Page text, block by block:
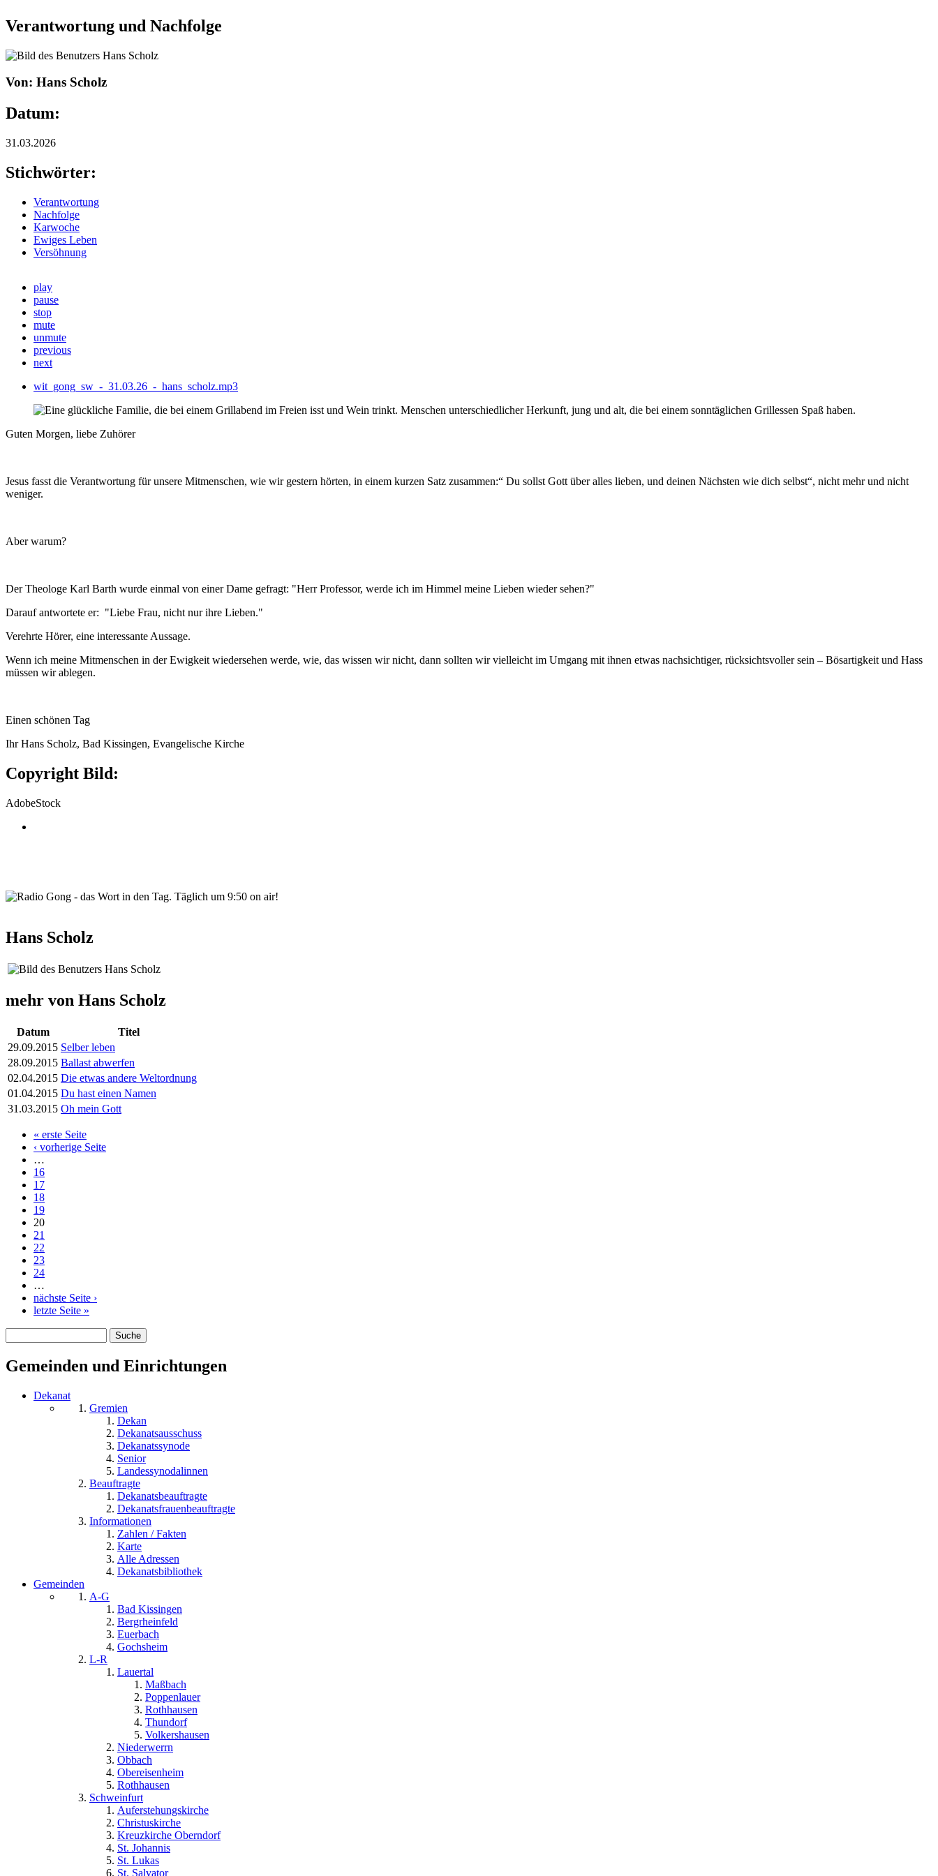
Verantwortung und Nachfolge
Von: Hans Scholz
Datum:
31.03.2026
Stichwörter:
Verantwortung
Nachfolge
Karwoche
Ewiges Leben
Versöhnung
play
pause
stop
mute
unmute
previous
next
wit_gong_sw_-_31.03.26_-_hans_scholz.mp3
Guten Morgen, liebe Zuhörer
Jesus fasst die Verantwortung für unsere Mitmenschen, wie wir gestern hörten, in einem kurzen Satz zusammen:“ Du sollst Gott über alles lieben, und deinen Nächsten wie dich selbst“, nicht mehr und nicht
weniger.
Aber warum?
Der Theologe Karl Barth wurde einmal von einer Dame gefragt: "Herr Professor, werde ich im Himmel meine Lieben wieder sehen?"
Darauf antwortete er: "Liebe Frau, nicht nur ihre Lieben."
Verehrte Hörer, eine interessante Aussage.
Wenn ich meine Mitmenschen in der Ewigkeit wiedersehen werde, wie, das wissen wir nicht, dann sollten wir vielleicht im Umgang mit ihnen etwas nachsichtiger, rücksichtsvoller sein – Bösartigkeit und Hass
müssen wir ablegen.
Einen schönen Tag
Ihr Hans Scholz, Bad Kissingen, Evangelische Kirche
Copyright Bild:
AdobeStock
Hans Scholz
mehr von Hans Scholz
Datum
Titel
29.09.2015 Selber leben
28.09.2015 Ballast abwerfen
02.04.2015 Die etwas andere Weltordnung
01.04.2015 Du hast einen Namen
31.03.2015 Oh mein Gott
Seiten« erste Seite
‹ vorherige Seite
…
16
17
18
19
20
21
22
23
24
…
nächste Seite ›
letzte Seite »
Gemeinden und Einrichtungen
Dekanat
Gremien
Dekan
Dekanatsausschuss
Dekanatssynode
Senior
Landessynodalinnen
Beauftragte
Dekanatsbeauftragte
Dekanatsfrauenbeauftragte
Informationen
Zahlen / Fakten
Karte
Alle Adressen
Dekanatsbibliothek
Gemeinden
A-G
Bad Kissingen
Bergrheinfeld
Euerbach
Gochsheim
L-R
Lauertal
Maßbach
Poppenlauer
Rothhausen
Thundorf
Volkershausen
Niederwerrn
Obbach
Obereisenheim
Rothhausen
Schweinfurt
Auferstehungskirche
Christuskirche
Kreuzkirche Oberndorf
St. Johannis
St. Lukas
St. Salvator